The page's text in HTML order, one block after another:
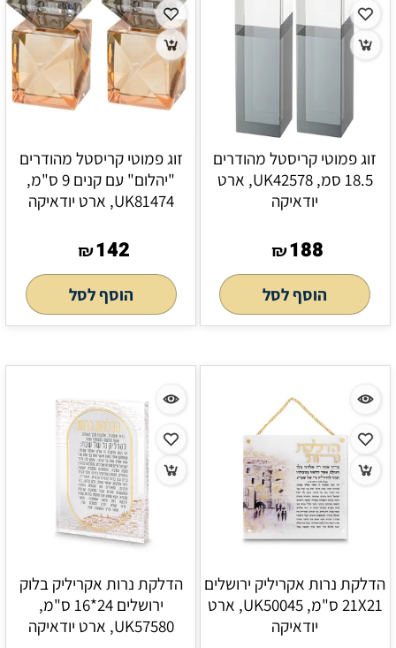
זוג פמוטי קריסטל מהודרים
18.5 סמ, UK42578, ארט
יודאיקה
₪188
הוסף לסל
זוג פמוטי קריסטל מהודרים
"יהלום" עם קנים 9 ס"מ,
UK81474, ארט יודאיקה
₪142
הוסף לסל
הדלקת נרות אקריליק ירושלים
21X21 ס"מ, UK50045, ארט
יודאיקה
הדלקת נרות אקריליק בלוק
ירושלים 24*16 ס"מ,
UK57580, ארט יודאיקה